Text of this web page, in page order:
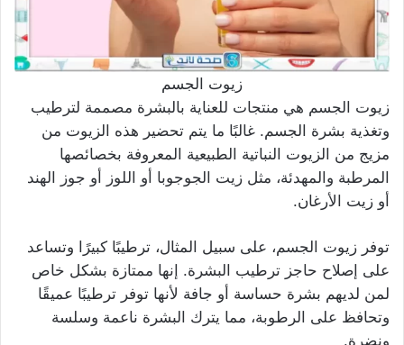
زيوت الجسم
زيوت الجسم هي منتجات للعناية بالبشرة مصممة لترطيب
وتغذية بشرة الجسم. غالبًا ما يتم تحضير هذه الزيوت من
مزيج من الزيوت النباتية الطبيعية المعروفة بخصائصها
المرطبة والمهدئة، مثل زيت الجوجوبا أو اللوز أو جوز الهند
أو زيت الأرغان.
توفر زيوت الجسم، على سبيل المثال، ترطيبًا كبيرًا وتساعد
على إصلاح حاجز ترطيب البشرة. إنها ممتازة بشكل خاص
لمن لديهم بشرة حساسة أو جافة لأنها توفر ترطيبًا عميقًا
وتحافظ على الرطوبة، مما يترك البشرة ناعمة وسلسة
ونضرة.